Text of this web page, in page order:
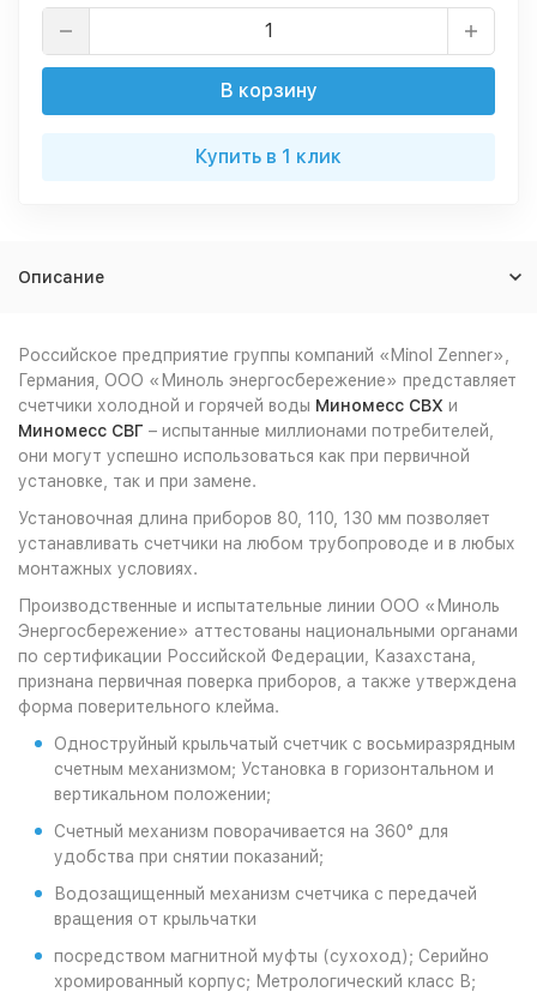
В корзину
Купить в 1 клик
Описание
Российское предприятие группы компаний «Minol Zenner»,
Германия, ООО «Миноль энергосбережение» представляет
счетчики холодной и горячей воды Миномесс СВХ и
Миномесс СВГ – испытанные миллионами потребителей,
они могут успешно использоваться как при первичной
установке, так и при замене.
Установочная длина приборов 80, 110, 130 мм позволяет
устанавливать счетчики на любом трубопроводе и в любых
монтажных условиях.
Производственные и испытательные линии ООО «Миноль
Энергосбережение» аттестованы национальными органами
по сертификации Российской Федерации, Казахстана,
признана первичная поверка приборов, а также утверждена
форма поверительного клейма.
Одноструйный крыльчатый счетчик с восьмиразрядным
счетным механизмом; Установка в горизонтальном и
вертикальном положении;
Счетный механизм поворачивается на 360° для
удобства при снятии показаний;
Водозащищенный механизм счетчика с передачей
вращения от крыльчатки
посредством магнитной муфты (сухоход); Серийно
хромированный корпус; Метрологический класс В;